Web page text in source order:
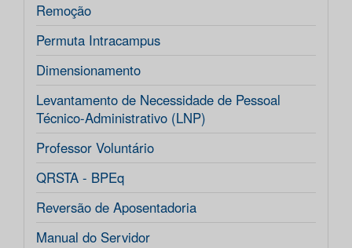
Remoção
Permuta Intracampus
Dimensionamento
Levantamento de Necessidade de Pessoal
Técnico-Administrativo (LNP)
Professor Voluntário
QRSTA - BPEq
Reversão de Aposentadoria
Manual do Servidor